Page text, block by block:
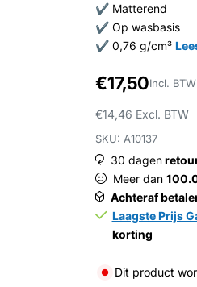
✔ Matterend
✔ Op wasbasis
✔ 0,76 g/cm³
€17,50Incl. BTW
€14,46 Excl. BTW
SKU: A10137
30 dagen
Meer dan
Achteraf
Laagste Prijs
korting
Dit product